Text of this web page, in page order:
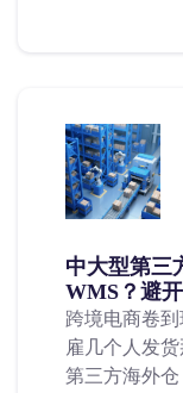
中大型第三
WMS？避开
跨境电商卷
雇几个人发
第三方海外